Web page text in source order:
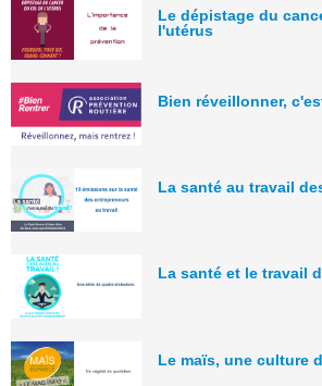
Le dépistage du
l'utérus
Bien réveillonner,
La santé au travail
La santé et le travail
Le maïs, une culture